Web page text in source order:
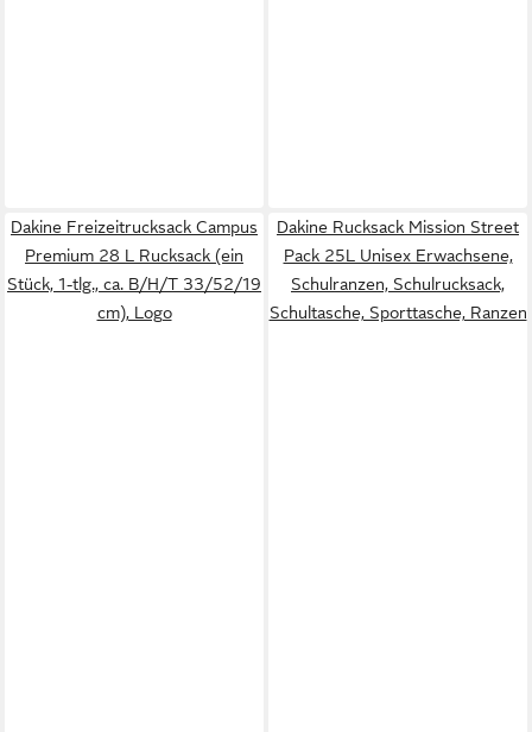
Dakine Freizeitrucksack Campus
Premium 28 L Rucksack (ein
Stück, 1-tlg., ca. B/H/T 33/52/19
cm), Logo
Dakine Rucksack Mission Street
Pack 25L Unisex Erwachsene,
Schulranzen, Schulrucksack,
Schultasche, Sporttasche, Ranzen